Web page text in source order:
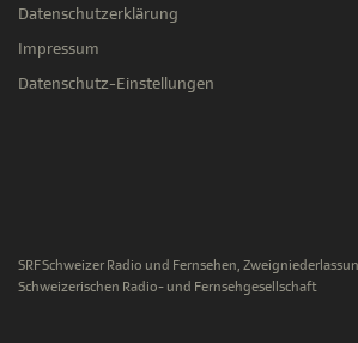
Datenschutzerklärung
Impressum
Datenschutz-Einstellungen
SRF Schweizer Radio und Fernsehen,
Schweizerischen Radio- und Fernsehgesellschaft